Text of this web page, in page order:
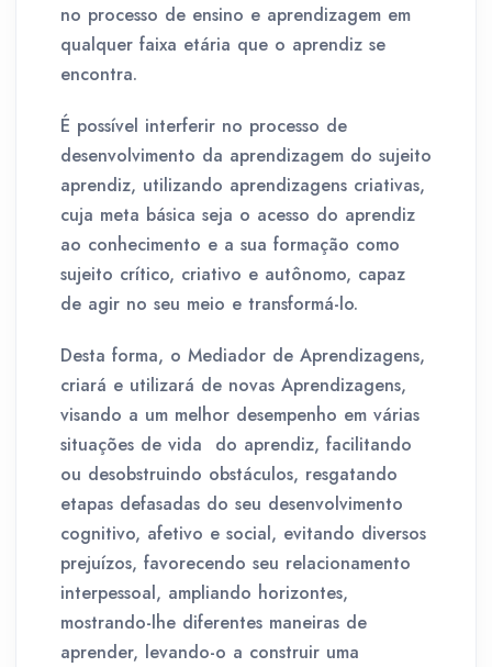
no processo de ensino e aprendizagem em
qualquer faixa etária que o aprendiz se
encontra.
É possível interferir no processo de
desenvolvimento da aprendizagem do sujeito
aprendiz, utilizando aprendizagens criativas,
cuja meta básica seja o acesso do aprendiz
ao conhecimento e a sua formação como
sujeito crítico, criativo e autônomo, capaz
de agir no seu meio e transformá-lo.
Desta forma, o Mediador de Aprendizagens,
criará e utilizará de novas Aprendizagens,
visando a um melhor desempenho em várias
situações de vida do aprendiz, facilitando
ou desobstruindo obstáculos, resgatando
etapas defasadas do seu desenvolvimento
cognitivo, afetivo e social, evitando diversos
prejuízos, favorecendo seu relacionamento
interpessoal, ampliando horizontes,
mostrando-lhe diferentes maneiras de
aprender, levando-o a construir uma